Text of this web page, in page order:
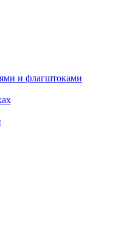
и флагштоками